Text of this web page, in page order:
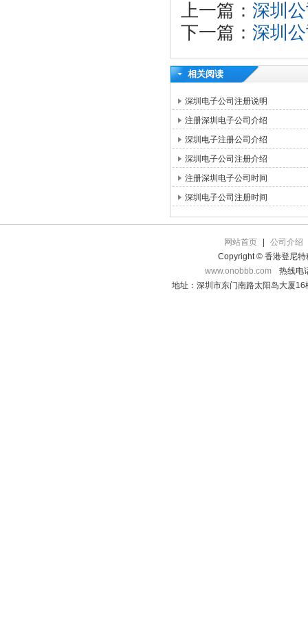
上一篇： 深圳
下一篇： 深圳
相关阅读
深圳电子公司注册说明
注册深圳电子公司介绍
深圳电子注册公司介绍
深圳电子公司注册介绍
注册深圳电子公司时间
深圳电子公司注册时间
网站首页
公司介绍
Copyright © 香港登尼特
www.onobbb.com
热线电
地址：深圳市东门南路太阳岛大厦